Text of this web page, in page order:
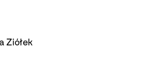
Ziółek